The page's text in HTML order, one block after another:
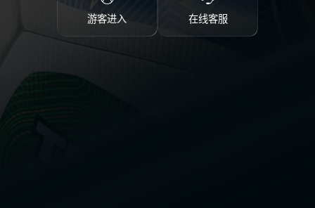
游客进入 在线客服